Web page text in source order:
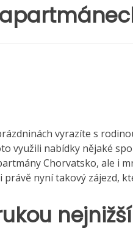
vyrazíte s
využili nabídky nějaké
Chorvatsko, ale i
nyní takový zájezd,